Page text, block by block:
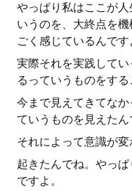
やっぱり私はここが
いうのを、大終点を
ごく感じているんです
実際それを実践して
るっていうものをする
今まで見えてきてな
ていうものを見えたん
それによって意識が変
起きたんでね。やっ
ですよ。